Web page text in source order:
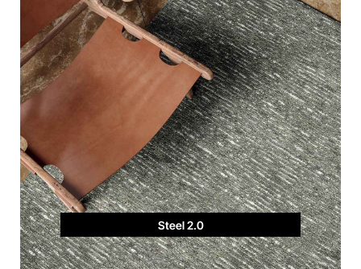
Steel 2.0